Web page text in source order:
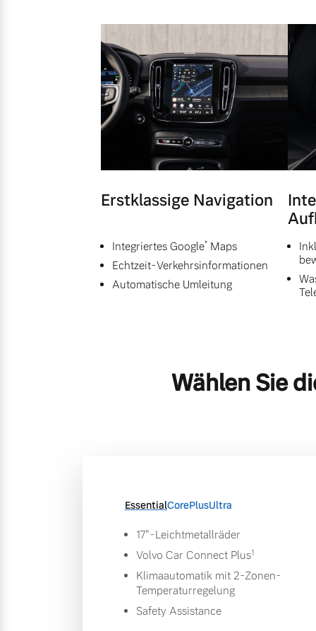
Erstklassige Navigation
Integriertes Google* Maps
Echtzeit-Verkehrsinformationen
Automatische Umleitung
Wählen Sie
EssentialCorePlusUltra
17"-Leichtmetallräder
Volvo Car Connect Plus1
Klimaautomatik mit 2-Zonen-
Temperaturregelung
Safety Assistance